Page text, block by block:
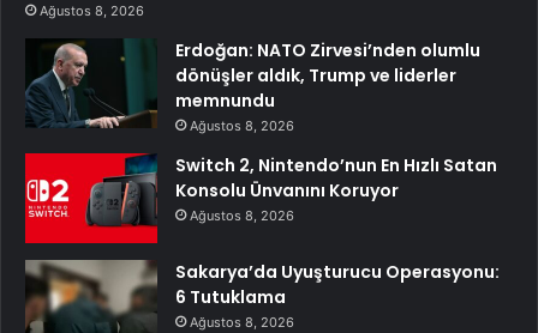
Ağustos 8, 2026
Erdoğan: NATO Zirvesi’nden olumlu
dönüşler aldık, Trump ve liderler
memnundu
Ağustos 8, 2026
Switch 2, Nintendo’nun En Hızlı Satan
Konsolu Ünvanını Koruyor
Ağustos 8, 2026
Sakarya’da Uyuşturucu Operasyonu:
6 Tutuklama
Ağustos 8, 2026